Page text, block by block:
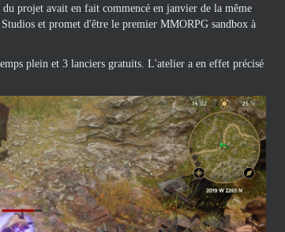
projet avait en fait commencé en janvier de la même
et promet d'être le premier MMORPG sandbox à
plein et 3 lanciers gratuits. L'atelier a en effet précisé